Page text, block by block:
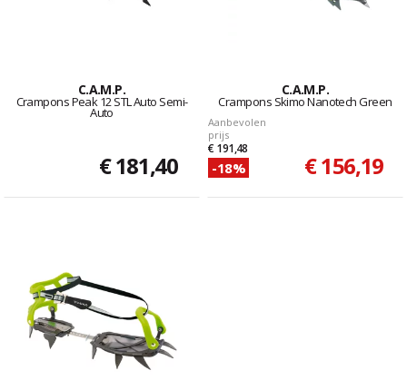
C.A.M.P.
Crampons Peak 12 STL Auto Semi-
Auto
€ 181,40
C.A.M.P.
Crampons Skimo Nanotech Green
Aanbevolen
prijs
€ 191,48
-18% € 156,19